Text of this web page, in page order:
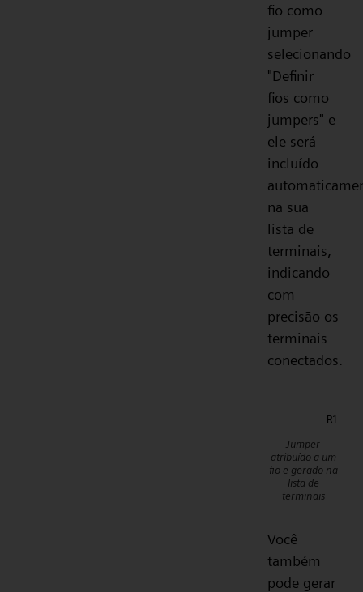
fio como
jumper
selecionando
"Definir
fios como
jumpers" e
ele será
incluído
na sua
lista de
terminais,
indicando
com
precisão os
terminais
conectados.
Jumper
atribuído a um
fio e gerado na
lista de
terminais
Você
também
pode gerar